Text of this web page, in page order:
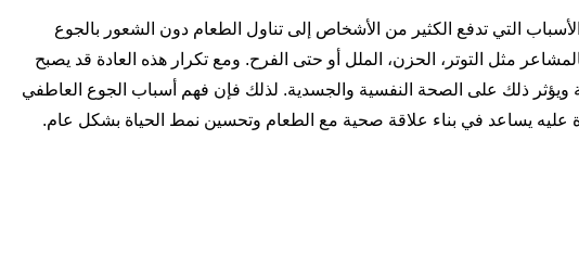
التي تدفع الكثير من الأشخاص إلى تناول الطعام دون الشعور بالجوع
مثل التوتر، الحزن، الملل أو حتى الفرح. ومع تكرار هذه العادة قد يصبح
ويؤثر ذلك على الصحة النفسية والجسدية. لذلك فإن فهم أسباب الجوع العاطفي
يساعد في بناء علاقة صحية مع الطعام وتحسين نمط الحياة بشكل عام.